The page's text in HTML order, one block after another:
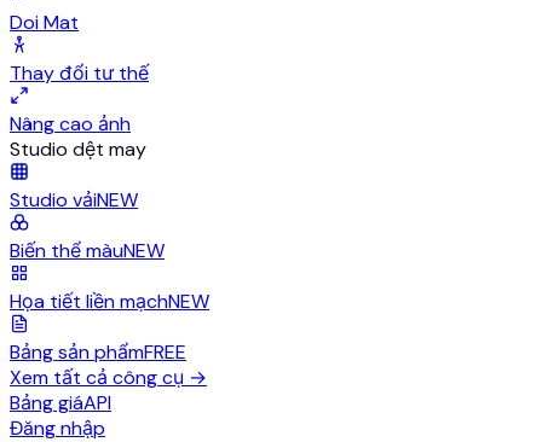
Doi Mat
Thay đổi tư thế
Nâng cao ảnh
Studio dệt may
Studio vảiNEW
Biến thể màuNEW
Họa tiết liền mạchNEW
Bảng sản phẩmFREE
Xem tất cả công cụ →
Bảng giáAPI
Đăng nhập